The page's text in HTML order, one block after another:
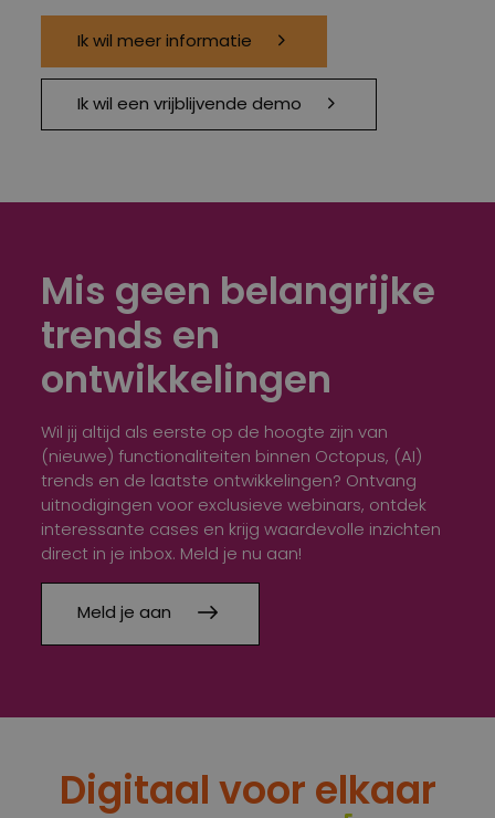
Ik wil meer informatie
Ik wil een vrijblijvende demo
Mis geen belangrijke
trends en
ontwikkelingen
Wil jij altijd als eerste op de hoogte zijn van
(nieuwe) functionaliteiten binnen Octopus, (AI)
trends en de laatste ontwikkelingen? Ontvang
uitnodigingen voor exclusieve webinars, ontdek
interessante cases en krijg waardevolle inzichten
direct in je inbox. Meld je nu aan!
Meld je aan
Digitaal voor elkaar